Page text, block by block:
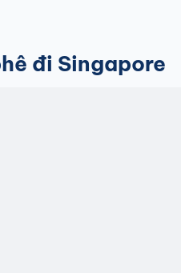
đi Singapore